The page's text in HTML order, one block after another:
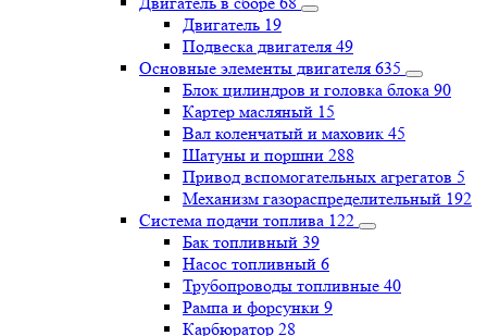
Двигатель 19
Подвеска двигателя 49
Основные элементы двигателя 635
Блок цилиндров и головка блока 90
Картер масляный 15
Вал коленчатый и маховик 45
Шатуны и поршни 288
Привод вспомогательных агрегатов 5
Механизм газораспределительный 192
Система подачи топлива 122
Бак топливный 39
Насос топливный 6
Трубопроводы топливные 40
Рампа и форсунки 9
Карбюратор 28